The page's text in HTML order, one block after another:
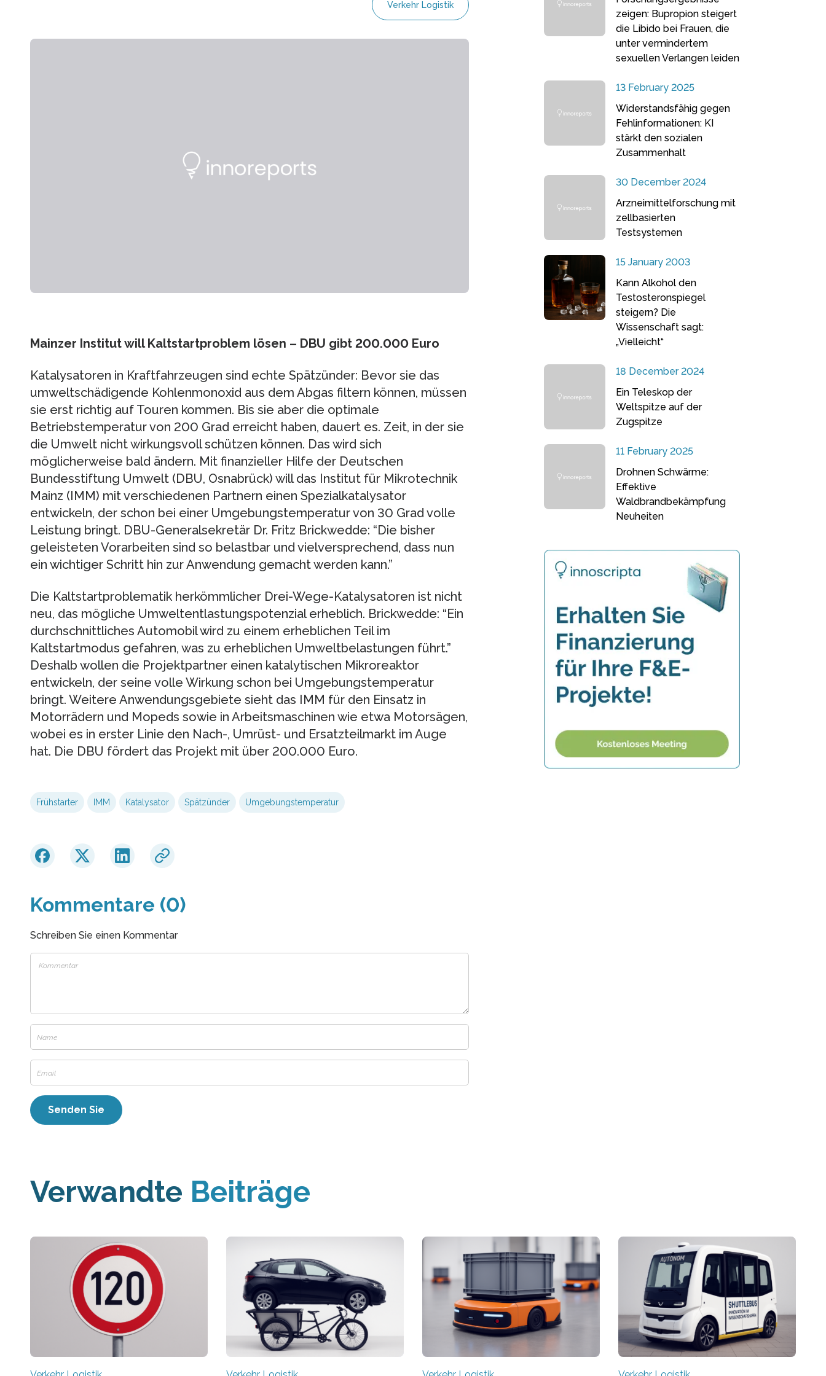
Verkehr Logistik
Mainzer Institut will Kaltstartproblem lösen – DBU gibt 200.000 Euro
Katalysatoren in Kraftfahrzeugen sind echte Spätzünder: Bevor sie das
umweltschädigende Kohlenmonoxid aus dem Abgas filtern können, müssen
sie erst richtig auf Touren kommen. Bis sie aber die optimale
Betriebstemperatur von 200 Grad erreicht haben, dauert es. Zeit, in der sie
die Umwelt nicht wirkungsvoll schützen können. Das wird sich
möglicherweise bald ändern. Mit finanzieller Hilfe der Deutschen
Bundesstiftung Umwelt (DBU, Osnabrück) will das Institut für Mikrotechnik
Mainz (IMM) mit verschiedenen Partnern einen Spezialkatalysator
entwickeln, der schon bei einer Umgebungstemperatur von 30 Grad volle
Leistung bringt. DBU-Generalsekretär Dr. Fritz Brickwedde: “Die bisher
geleisteten Vorarbeiten sind so belastbar und vielversprechend, dass nun
ein wichtiger Schritt hin zur Anwendung gemacht werden kann.”
Die Kaltstartproblematik herkömmlicher Drei-Wege-Katalysatoren ist nicht
neu, das mögliche Umweltentlastungspotenzial erheblich. Brickwedde: “Ein
durchschnittliches Automobil wird zu einem erheblichen Teil im
Kaltstartmodus gefahren, was zu erheblichen Umweltbelastungen führt.”
Deshalb wollen die Projektpartner einen katalytischen Mikroreaktor
entwickeln, der seine volle Wirkung schon bei Umgebungstemperatur
bringt. Weitere Anwendungsgebiete sieht das IMM für den Einsatz in
Motorrädern und Mopeds sowie in Arbeitsmaschinen wie etwa Motorsägen,
wobei es in erster Linie den Nach-, Umrüst- und Ersatzteilmarkt im Auge
hat. Die DBU fördert das Projekt mit über 200.000 Euro.
Frühstarter IMM Katalysator Spätzünder Umgebungstemperatur
Kommentare (0)
Schreiben Sie einen Kommentar
zeigen: Bupropion steigert
die Libido bei Frauen, die
unter vermindertem
sexuellen Verlangen leiden
13 February 2025
Widerstandsfähig gegen
Fehlinformationen: KI
stärkt den sozialen
Zusammenhalt
30 December 2024
Arzneimittelforschung mit
zellbasierten
Testsystemen
15 January 2003
Kann Alkohol den
Testosteronspiegel
steigern? Die
Wissenschaft sagt:
„Vielleicht“
18 December 2024
Ein Teleskop der
Weltspitze auf der
Zugspitze
11 February 2025
Drohnen Schwärme:
Effektive
Waldbrandbekämpfung
Neuheiten
Verwandte Beiträge